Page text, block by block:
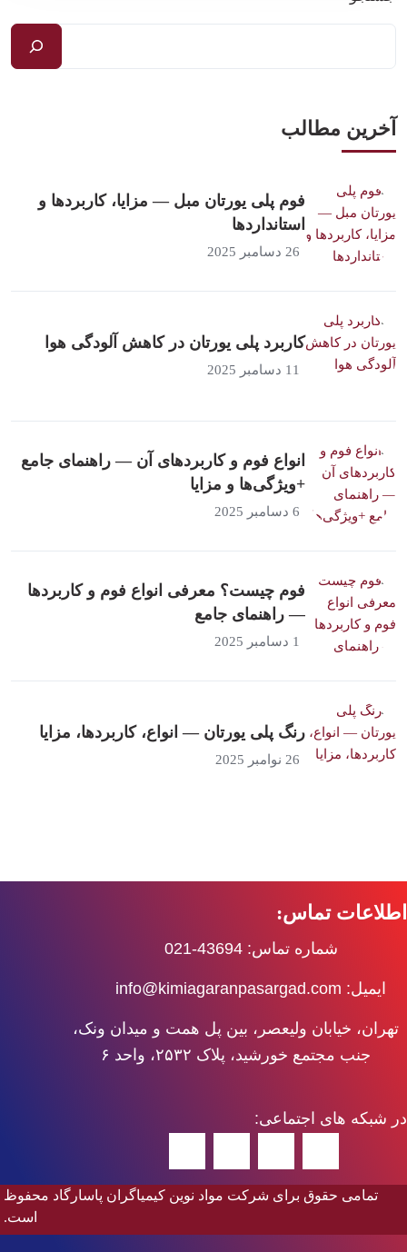
آخرین مطالب
فوم پلی یورتان مبل — مزایا، کاربردها و
استانداردها
26 دسامبر 2025
کاربرد پلی یورتان در کاهش آلودگی هوا
11 دسامبر 2025
انواع فوم و کاربردهای آن — راهنمای جامع
+ویژگی‌ها و مزایا
6 دسامبر 2025
فوم چیست؟ معرفی انواع فوم و کاربردها
— راهنمای جامع
1 دسامبر 2025
رنگ پلی یورتان — انواع، کاربردها، مزایا
26 نوامبر 2025
اطلاعات تماس:
شماره تماس: 43694-021
ایمیل: info@kimiagaranpasargad.com
تهران، خیابان ولیعصر، بین پل همت و میدان ونک،
جنب مجتمع خورشید، پلاک ۲۵۳۲، واحد ۶
در شبکه های اجتماعی:
تمامی حقوق برای شرکت مواد نوین کیمیاگران پاسارگاد محفوظ
است.